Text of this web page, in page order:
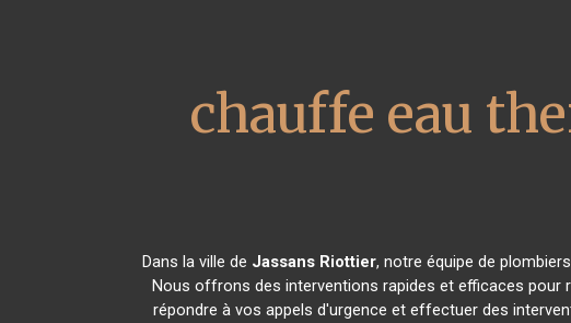
chauffe eau
Dans la ville de Jassans Riottier, notre équipe de
Nous offrons des interventions rapides et efficaces pour
répondre à vos appels d'urgence et effectuer des